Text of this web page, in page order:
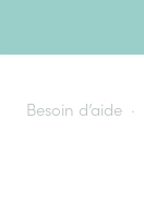
Besoin d’aide